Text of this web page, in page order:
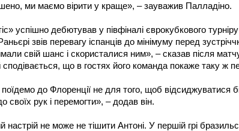
ми маємо вірити у краще», – зауважив Палладіно.
успішно дебютував у півфіналі єврокубкового
звів перевагу іспанців до мінімуму перед
свій шанс і скористалися ним», – сказав після
сподівається, що в гостях його команда покаже таку ж
до Флоренції не для того, щоб відсиджуватися
своїх рук і перемогти», – додав він.
настрій не може не тішити Антоні. У першій грі